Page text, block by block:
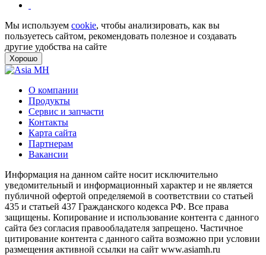
Мы используем cookie, чтобы анализировать, как вы
пользуетесь сайтом, рекомендовать полезное и создавать
другие удобства на сайте
Хорошо
О компании
Продукты
Сервис и запчасти
Контакты
Карта сайта
Партнерам
Вакансии
Информация на данном сайте носит исключительно
уведомительный и информационный характер и не является
публичной офертой определяемой в соответствии со статьей
435 и статьей 437 Гражданского кодекса РФ. Все права
защищены. Копирование и использование контента с данного
сайта без согласия правообладателя запрещено. Частичное
цитирование контента с данного сайта возможно при условии
размещения активной ссылки на сайт www.asiamh.ru